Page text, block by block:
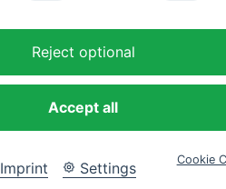
Reject optional
Accept all
Imprint Settings Cookie